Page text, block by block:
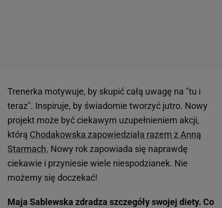
Trenerka motywuje, by skupić całą uwagę na "tu i
teraz". Inspiruje, by świadomie tworzyć jutro. Nowy
projekt może być ciekawym uzupełnieniem akcji,
którą Chodakowska zapowiedziała razem z Anną
Starmach. Nowy rok zapowiada się naprawdę
ciekawie i przyniesie wiele niespodzianek. Nie
możemy się doczekać!
Maja Sablewska zdradza szczegóły swojej diety. Co